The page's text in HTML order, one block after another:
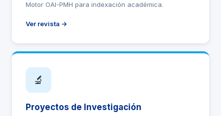
Motor OAI-PMH para indexación académica.
Ver revista →
🔬
Proyectos de Investigación